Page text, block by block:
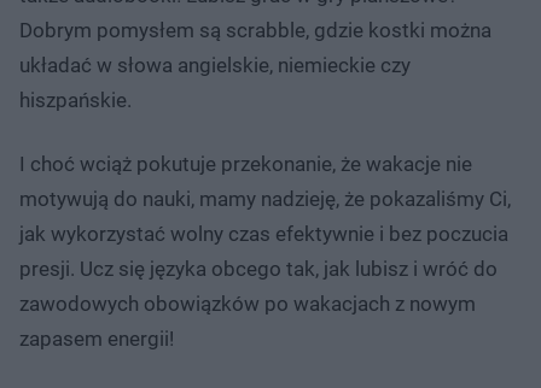
Dobrym pomysłem są scrabble, gdzie kostki można
układać w słowa angielskie, niemieckie czy
hiszpańskie.
I choć wciąż pokutuje przekonanie, że wakacje nie
motywują do nauki, mamy nadzieję, że pokazaliśmy Ci,
jak wykorzystać wolny czas efektywnie i bez poczucia
presji. Ucz się języka obcego tak, jak lubisz i wróć do
zawodowych obowiązków po wakacjach z nowym
zapasem energii!